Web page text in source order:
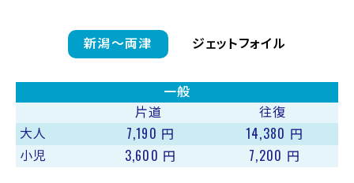
新潟〜両津 ジェットフォイル
一般
片道
往復
大人
7,190 円 14,380 円
小児
3,600 円 7,200 円